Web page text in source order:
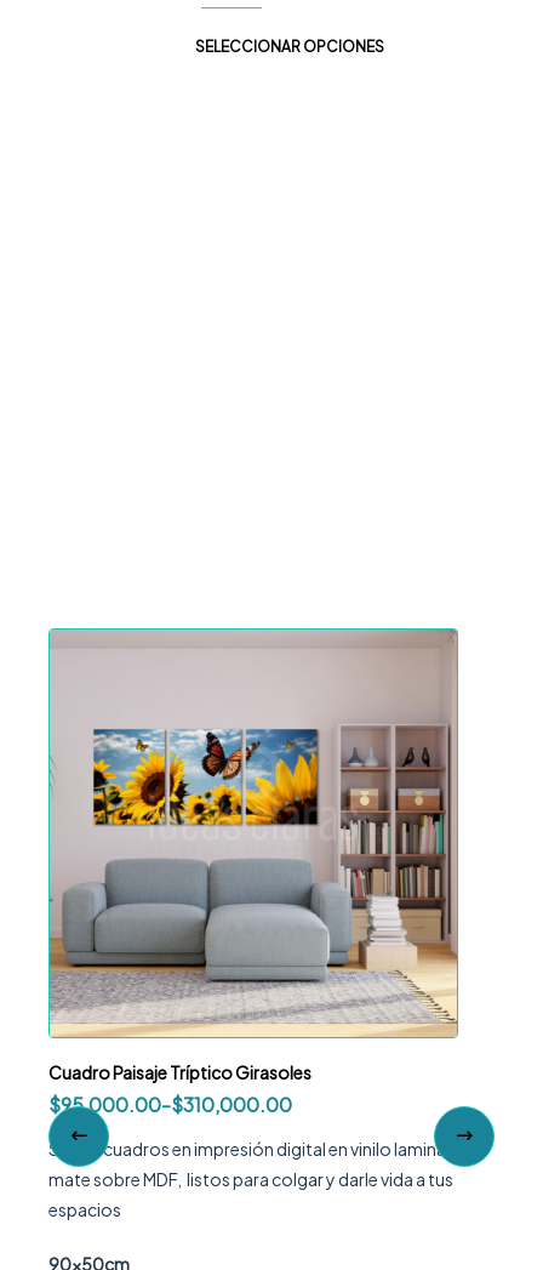
SELECCIONAR OPCIONES
Cuadro Paisaje Tríptico Girasoles
$95,000.00-$310,000.00
Set x 3 cuadros en impresión digital en vinilo laminado
mate sobre MDF, listos para colgar y darle vida a tus
espacios
90x50cm